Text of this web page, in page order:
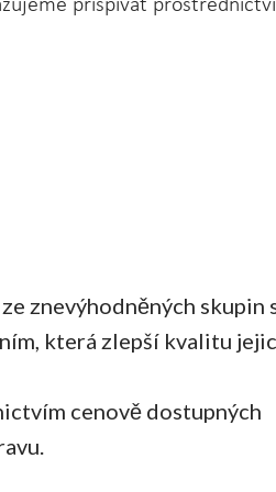
znevýhodněných skupin
která zlepší kvalitu
cenově dostupných